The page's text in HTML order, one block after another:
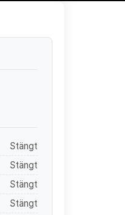
Stängt
Stängt
Stängt
Stängt